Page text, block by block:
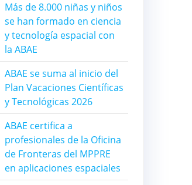
Más de 8.000 niñas y niños
se han formado en ciencia
y tecnología espacial con
la ABAE
ABAE se suma al inicio del
Plan Vacaciones Científicas
y Tecnológicas 2026
ABAE certifica a
profesionales de la Oficina
de Fronteras del MPPRE
en aplicaciones espaciales